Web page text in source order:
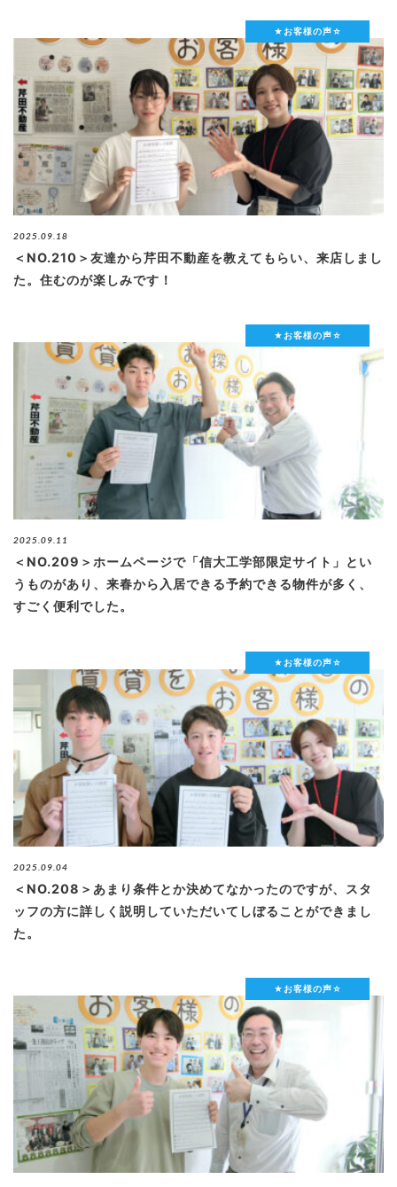
★お客様の声☆
2025.09.18
＜NO.210＞友達から芹田不動産を教えてもらい、来店しまし
た。住むのが楽しみです！
★お客様の声☆
2025.09.11
＜NO.209＞ホームページで「信大工学部限定サイト」とい
うものがあり、来春から入居できる予約できる物件が多く、
すごく便利でした。
★お客様の声☆
2025.09.04
＜NO.208＞あまり条件とか決めてなかったのですが、スタ
ッフの方に詳しく説明していただいてしぼることができまし
た。
★お客様の声☆